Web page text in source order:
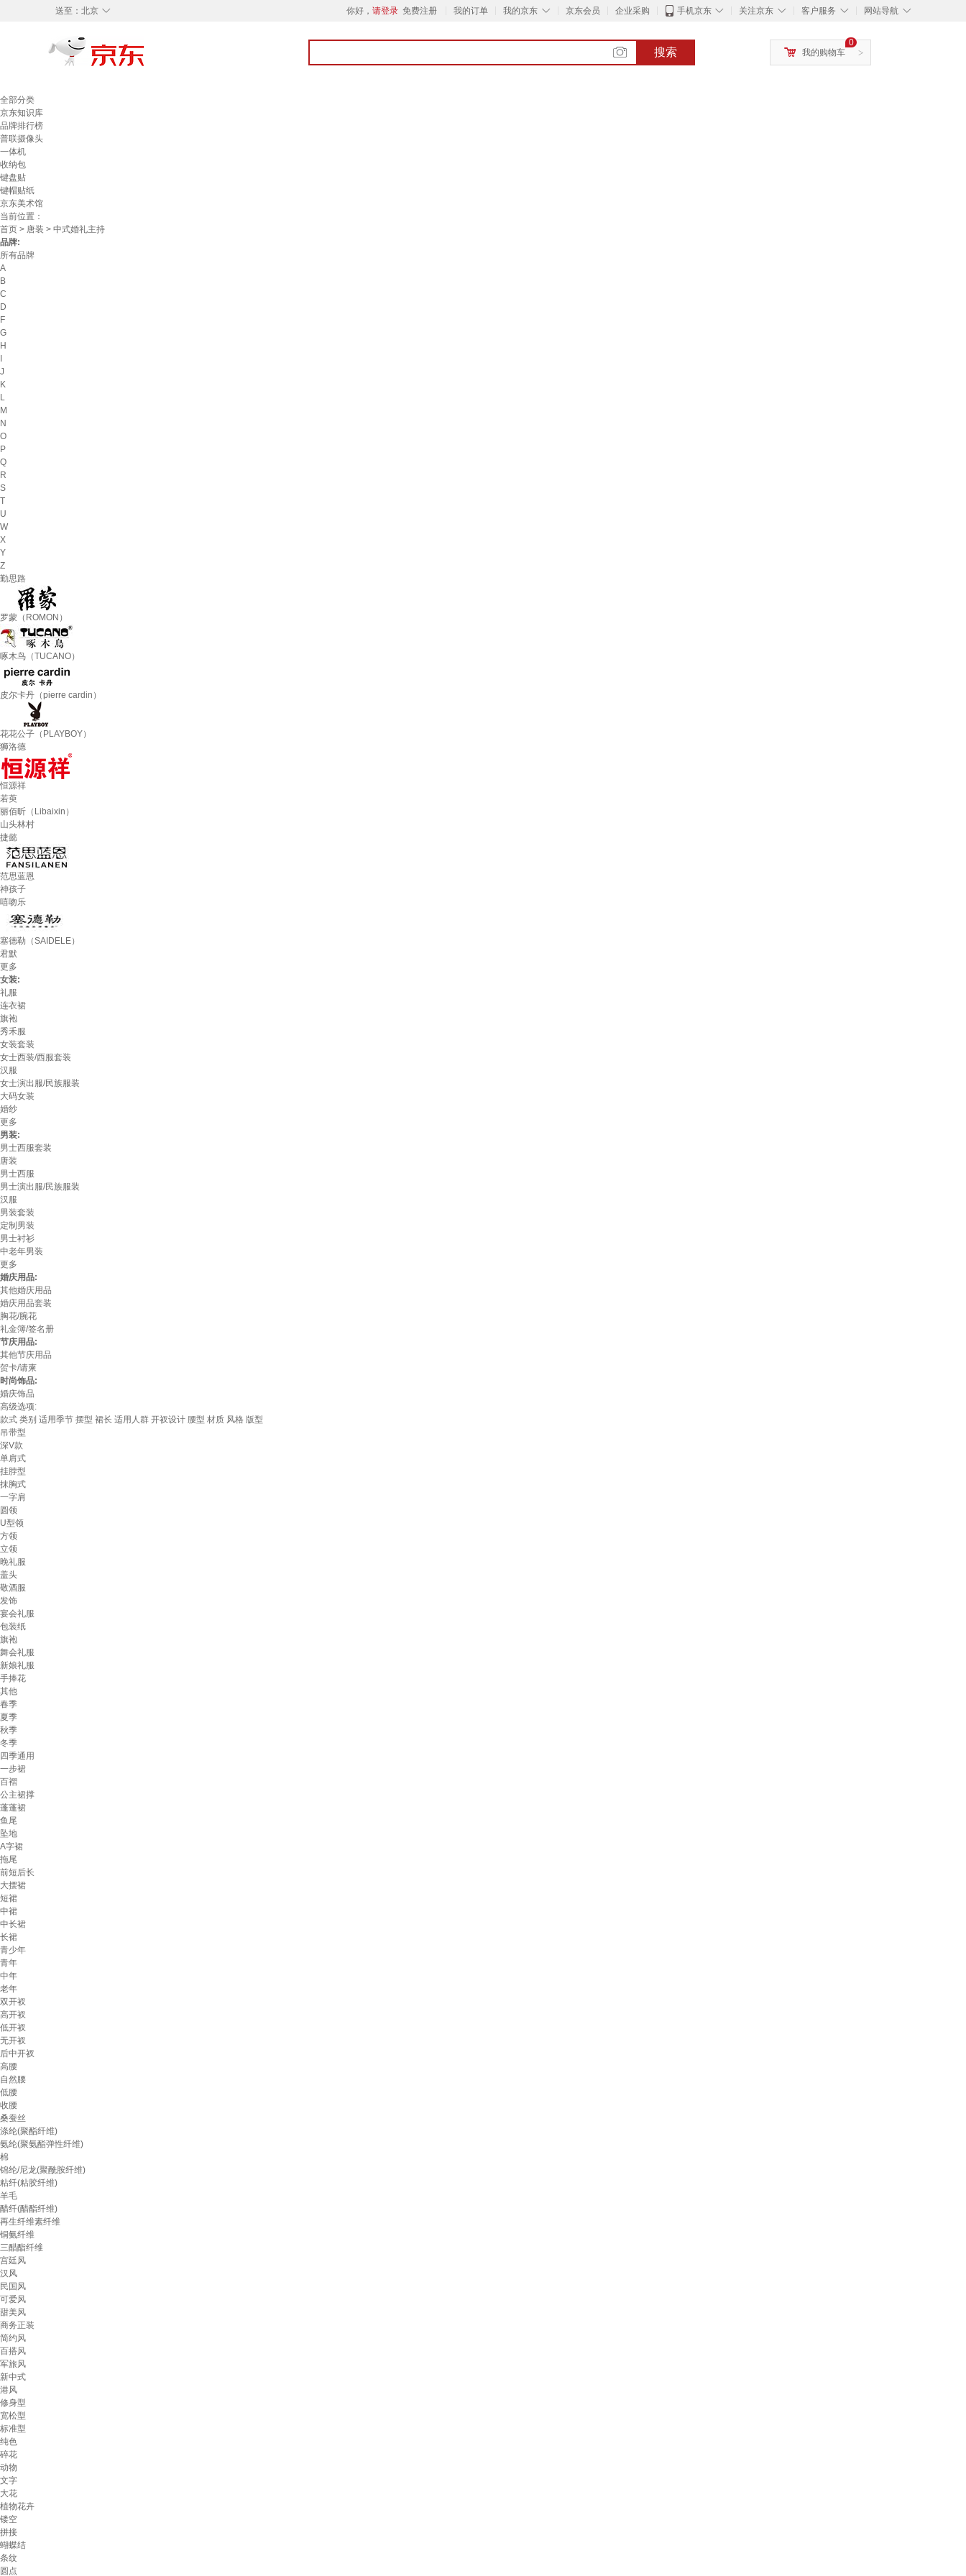
◇
送至： 北京 你好， 请登录 免费注册 我的订单 ◇
我的京东 京东会员 企业采购 ◇
手机京东 ◇
关注京东 ◇
客户服务 ◇
网站导航
搜索 >
0
我的购物车
全部分类
京东知识库
品牌排行榜
普联摄像头
一体机
收纳包
键盘贴
键帽贴纸
京东美术馆
当前位置：
首页 > 唐装 > 中式婚礼主持
品牌:
所有品牌
A
B
C
D
F
G
H
J
K
L
M
N
O
P
Q
R
S
T
U
W
X
Y
Z
勤思路
罗蒙（ROMON）
啄木鸟（TUCANO）
皮尔卡丹（pierre cardin）
花花公子（PLAYBOY）
狮洛德
恒源祥
若萸
丽佰昕（Libaixin）
山头林村
捷懿
范思蓝恩
神孩子
嘻吻乐
塞德勒（SAIDELE）
君默
更多
女装:
礼服
连衣裙
旗袍
秀禾服
女装套装
女士西装/西服套装
汉服
女士演出服/民族服装
大码女装
婚纱
更多
男装:
男士西服套装
唐装
男士西服
男士演出服/民族服装
汉服
男装套装
定制男装
男士衬衫
中老年男装
更多
婚庆用品:
其他婚庆用品
婚庆用品套装
胸花/腕花
礼金簿/签名册
节庆用品:
其他节庆用品
贺卡/请柬
时尚饰品:
婚庆饰品
高级选项:
款式 类别 适用季节 摆型 裙长 适用人群 开衩设计 腰型 材质 风格 版型
吊带型
深V款
单肩式
挂脖型
抹胸式
一字肩
圆领
U型领
方领
立领
晚礼服
盖头
敬酒服
发饰
宴会礼服
包装纸
旗袍
舞会礼服
新娘礼服
手捧花
其他
春季
夏季
秋季
冬季
四季通用
一步裙
百褶
公主裙撑
蓬蓬裙
鱼尾
坠地
A字裙
拖尾
前短后长
大摆裙
短裙
中裙
中长裙
长裙
青少年
青年
中年
老年
双开衩
高开衩
低开衩
无开衩
后中开衩
高腰
自然腰
低腰
收腰
桑蚕丝
涤纶(聚酯纤维)
氨纶(聚氨酯弹性纤维)
棉
锦纶/尼龙(聚酰胺纤维)
粘纤(粘胶纤维)
羊毛
醋纤(醋酯纤维)
再生纤维素纤维
铜氨纤维
三醋酯纤维
宫廷风
汉风
民国风
可爱风
甜美风
商务正装
简约风
百搭风
军旅风
新中式
港风
修身型
宽松型
标准型
纯色
碎花
动物
文字
大花
植物花卉
镂空
拼接
蝴蝶结
条纹
圆点